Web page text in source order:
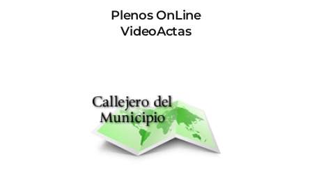
Plenos OnLine
VideoActas